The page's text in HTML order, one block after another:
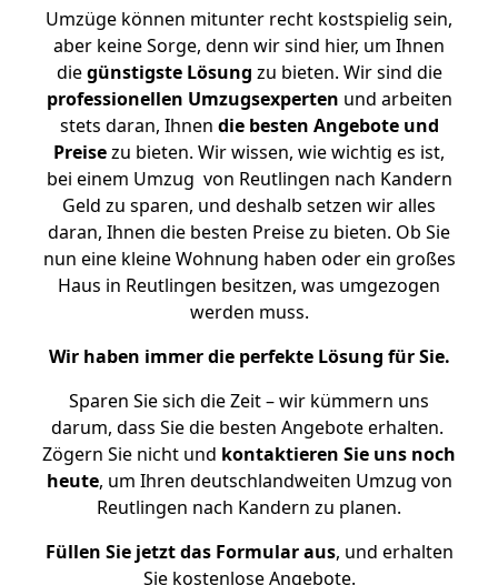
Umzüge können mitunter recht kostspielig sein,
aber keine Sorge, denn wir sind hier, um Ihnen
diegünstigste Lösung zu bieten. Wir sind die
professionellen Umzugsexperten und arbeiten
stets daran, Ihnen die besten Angebote und
Preisezu bieten. Wir wissen, wie wichtig es ist,
bei einem Umzug von Reutlingen nach Kandern
Geld zu sparen, und deshalb setzen wir alles
daran, Ihnen die besten Preise zu bieten. Ob Sie
nun eine kleine Wohnung haben oder ein großes
Haus in Reutlingen besitzen, was umgezogen
werden muss.
Wir haben immer die perfekte Lösung für Sie.
Sparen Sie sich die Zeit – wir kümmern uns
darum, dass Sie die besten Angebote erhalten.
Zögern Sie nicht und kontaktieren Sie uns noch
heute, um Ihren deutschlandweiten Umzug von
Reutlingen nach Kandern zu planen.
Füllen Sie jetzt das Formular aus, und erhalten
Sie kostenlose Angebote.